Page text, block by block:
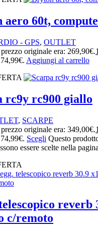
aero 60t,
- GPS, OUTLET
originale era: 269,90€.
Aggiungi al carrello
rc9y rc900 giallo
, SCARPE
originale era: 349,00€.
Scegli Questo
essere scelte nella
reverb
c/remoto